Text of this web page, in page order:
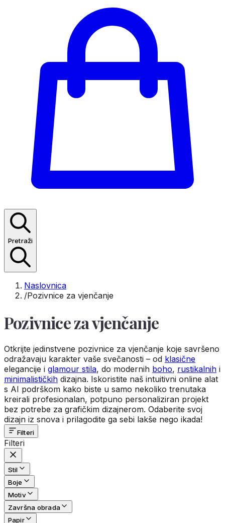
Pretraži
Naslovnica
/Pozivnice za vjenčanje
Pozivnice za vjenčanje
Otkrijte jedinstvene pozivnice za vjenčanje koje savršeno
odražavaju karakter vaše svečanosti – od klasične
elegancije i glamour stila, do modernih boho, rustikalnih i
minimalističkih dizajna. Iskoristite naš intuitivni online alat
s AI podrškom kako biste u samo nekoliko trenutaka
kreirali profesionalan, potpuno personaliziran projekt
bez potrebe za grafičkim dizajnerom. Odaberite svoj
dizajn iz snova i prilagodite ga sebi lakše nego ikada!
Filteri
Filteri
Stil
Boje
Motiv
Završna obrada
Papir